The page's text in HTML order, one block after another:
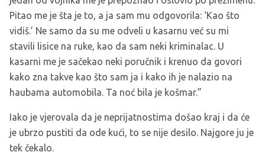
Pitao me je šta je to, a ja sam mu odgovorila: ‘Kao što
vidiš.’ Ne samo da su me odveli u kasarnu već su mi
stavili lisice na ruke, kao da sam neki kriminalac. U
kasarni me je sačekao neki poručnik i krenuo da govori
kako zna takve kao što sam ja i kako ih je nalazio na
haubama automobila. Ta noć bila je košmar.”
Iako je vjerovala da je neprijatnostima došao kraj i da će
je ubrzo pustiti da ode kući, to se nije desilo. Najgore ju je
tek čekalo.